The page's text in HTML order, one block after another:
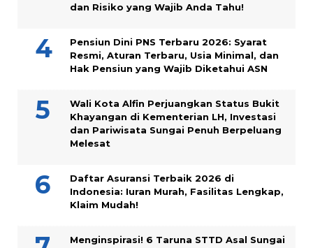
dan Risiko yang Wajib Anda Tahu!
Pensiun Dini PNS Terbaru 2026: Syarat
Resmi, Aturan Terbaru, Usia Minimal, dan
Hak Pensiun yang Wajib Diketahui ASN
Wali Kota Alfin Perjuangkan Status Bukit
Khayangan di Kementerian LH, Investasi
dan Pariwisata Sungai Penuh Berpeluang
Melesat
Daftar Asuransi Terbaik 2026 di
Indonesia: Iuran Murah, Fasilitas Lengkap,
Klaim Mudah!
Menginspirasi! 6 Taruna STTD Asal Sungai